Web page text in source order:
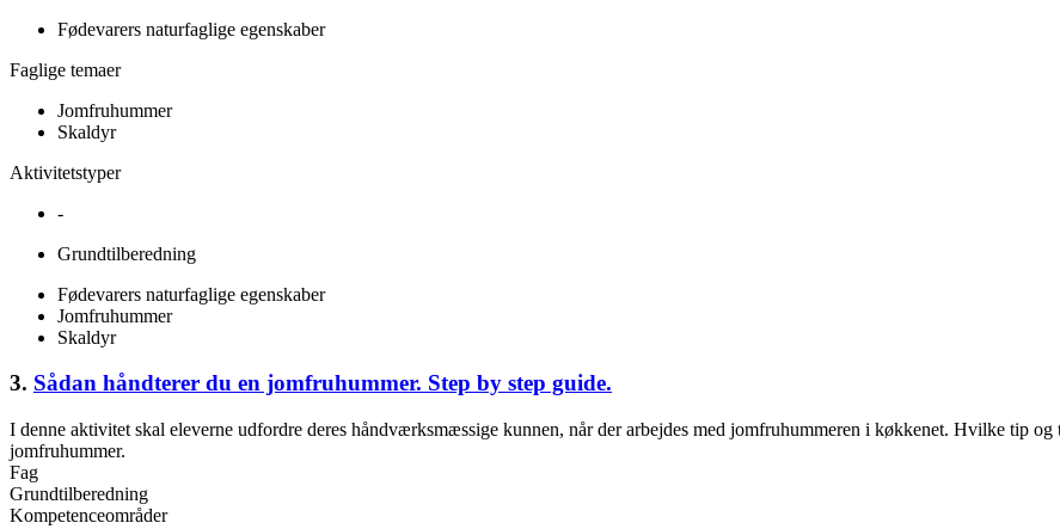
Fødevarers naturfaglige egenskaber
Faglige temaer
Jomfruhummer
Skaldyr
Aktivitetstyper
-
Grundtilberedning
Fødevarers naturfaglige egenskaber
Jomfruhummer
Skaldyr
3. Sådan håndterer du en jomfruhummer. Step by step guide.
I denne aktivitet skal eleverne udfordre deres håndværksmæssige kunnen, når der arbejdes med jomfruhummeren i køkkenet. Hvilke tip
jomfruhummer.
Fag
Grundtilberedning
Kompetenceområder